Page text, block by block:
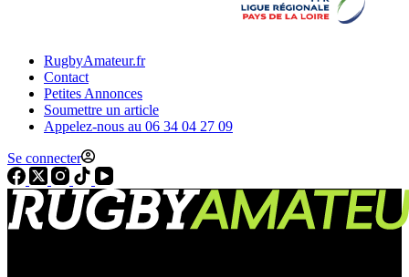
RugbyAmateur.fr
Contact
Petites Annonces
Soumettre un article
Appelez-nous au 06 34 04 27 09
Se connecter